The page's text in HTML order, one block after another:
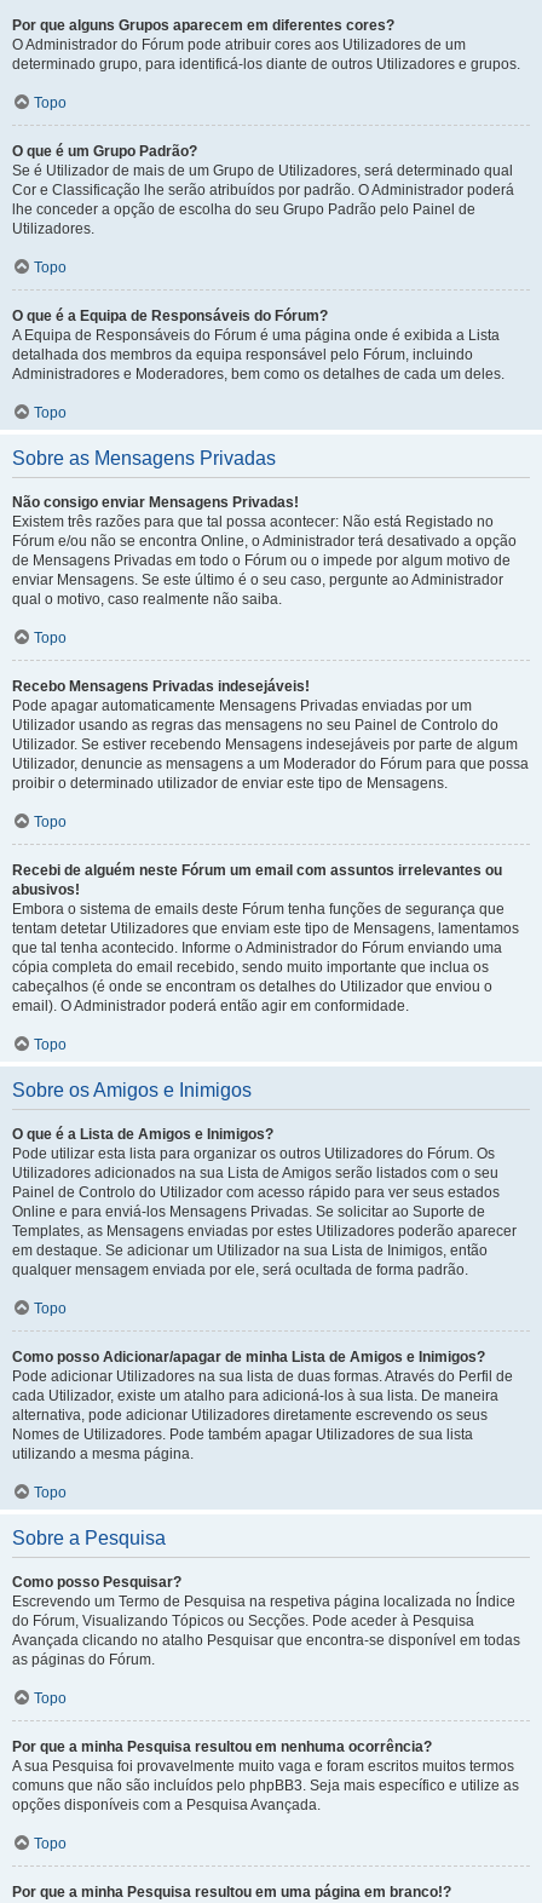
Por que alguns Grupos aparecem em diferentes cores?
O Administrador do Fórum pode atribuir cores aos Utilizadores de um
determinado grupo, para identificá-los diante de outros Utilizadores e grupos.
Topo
O que é um Grupo Padrão?
Se é Utilizador de mais de um Grupo de Utilizadores, será determinado qual
Cor e Classificação lhe serão atribuídos por padrão. O Administrador poderá
lhe conceder a opção de escolha do seu Grupo Padrão pelo Painel de
Utilizadores.
Topo
O que é a Equipa de Responsáveis do Fórum?
A Equipa de Responsáveis do Fórum é uma página onde é exibida a Lista
detalhada dos membros da equipa responsável pelo Fórum, incluindo
Administradores e Moderadores, bem como os detalhes de cada um deles.
Topo
Sobre as Mensagens Privadas
Não consigo enviar Mensagens Privadas!
Existem três razões para que tal possa acontecer: Não está Registado no
Fórum e/ou não se encontra Online, o Administrador terá desativado a opção
de Mensagens Privadas em todo o Fórum ou o impede por algum motivo de
enviar Mensagens. Se este último é o seu caso, pergunte ao Administrador
qual o motivo, caso realmente não saiba.
Topo
Recebo Mensagens Privadas indesejáveis!
Pode apagar automaticamente Mensagens Privadas enviadas por um
Utilizador usando as regras das mensagens no seu Painel de Controlo do
Utilizador. Se estiver recebendo Mensagens indesejáveis por parte de algum
Utilizador, denuncie as mensagens a um Moderador do Fórum para que possa
proibir o determinado utilizador de enviar este tipo de Mensagens.
Topo
Recebi de alguém neste Fórum um email com assuntos irrelevantes ou
abusivos!
Embora o sistema de emails deste Fórum tenha funções de segurança que
tentam detetar Utilizadores que enviam este tipo de Mensagens, lamentamos
que tal tenha acontecido. Informe o Administrador do Fórum enviando uma
cópia completa do email recebido, sendo muito importante que inclua os
cabeçalhos (é onde se encontram os detalhes do Utilizador que enviou o
email). O Administrador poderá então agir em conformidade.
Topo
Sobre os Amigos e Inimigos
O que é a Lista de Amigos e Inimigos?
Pode utilizar esta lista para organizar os outros Utilizadores do Fórum. Os
Utilizadores adicionados na sua Lista de Amigos serão listados com o seu
Painel de Controlo do Utilizador com acesso rápido para ver seus estados
Online e para enviá-los Mensagens Privadas. Se solicitar ao Suporte de
Templates, as Mensagens enviadas por estes Utilizadores poderão aparecer
em destaque. Se adicionar um Utilizador na sua Lista de Inimigos, então
qualquer mensagem enviada por ele, será ocultada de forma padrão.
Topo
Como posso Adicionar/apagar de minha Lista de Amigos e Inimigos?
Pode adicionar Utilizadores na sua lista de duas formas. Através do Perfil de
cada Utilizador, existe um atalho para adicioná-los à sua lista. De maneira
alternativa, pode adicionar Utilizadores diretamente escrevendo os seus
Nomes de Utilizadores. Pode também apagar Utilizadores de sua lista
utilizando a mesma página.
Topo
Sobre a Pesquisa
Como posso Pesquisar?
Escrevendo um Termo de Pesquisa na respetiva página localizada no Índice
do Fórum, Visualizando Tópicos ou Secções. Pode aceder à Pesquisa
Avançada clicando no atalho Pesquisar que encontra-se disponível em todas
as páginas do Fórum.
Topo
Por que a minha Pesquisa resultou em nenhuma ocorrência?
A sua Pesquisa foi provavelmente muito vaga e foram escritos muitos termos
comuns que não são incluídos pelo phpBB3. Seja mais específico e utilize as
opções disponíveis com a Pesquisa Avançada.
Topo
Por que a minha Pesquisa resultou em uma página em branco!?